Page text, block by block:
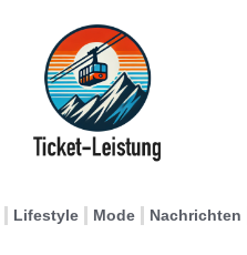
Lifestyle Mode Nachrichten